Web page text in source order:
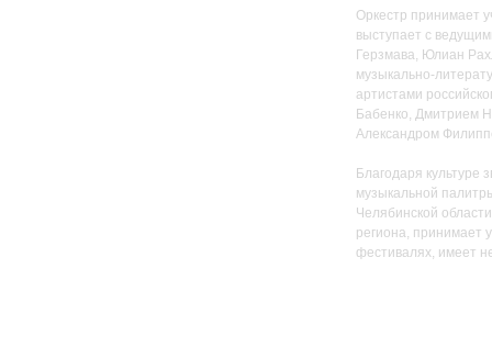
Оркестр принимает
выступает с
Герзмава, Юлиан
музыкально-
артистами
Бабенко, Дмитрием
Александром
Благодаря культуре
музыкальной
Челябинской
региона, принимает
фестивалях, имеет